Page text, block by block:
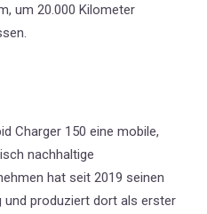
um 20.000 Kilometer
Charger 150 eine mobile,
nachhaltige
hat seit 2019 seinen
und produziert dort als erster